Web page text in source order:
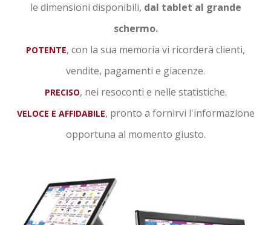
le dimensioni disponibili, dal tablet al grande
schermo.
POTENTE, con la sua memoria vi ricorderà clienti,
vendite, pagamenti e giacenze.
PRECISO, nei resoconti e nelle statistiche.
VELOCE E AFFIDABILE, pronto a fornirvi l'informazione
opportuna al momento giusto.